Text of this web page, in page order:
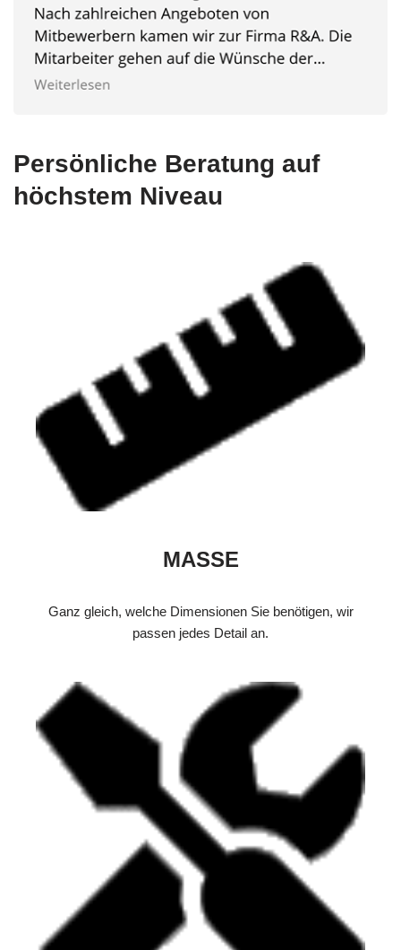
Persönliche Beratung auf
höchstem Niveau
MASSE
Ganz gleich, welche Dimensionen Sie benötigen, wir
passen jedes Detail an.